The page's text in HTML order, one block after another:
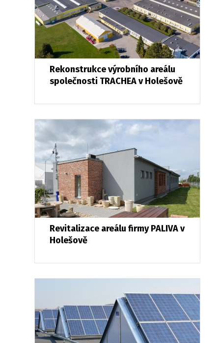
Rekonstrukce výrobního areálu
společnosti TRACHEA v Holešově
Revitalizace areálu firmy PALIVA v
Holešově